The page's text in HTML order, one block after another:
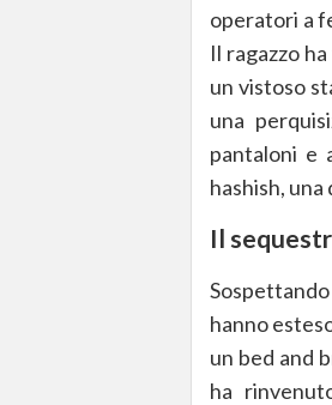
operatori a
Il ragazzo
un vistoso
una
pantaloni e
hashish, una
Il
hanno
un bed and
ha